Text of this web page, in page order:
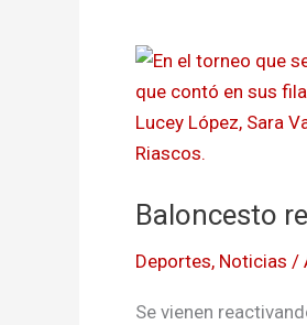
Baloncesto
Deportes, Noticias /
Se vienen
Baloncesto
retoma
competencia
en